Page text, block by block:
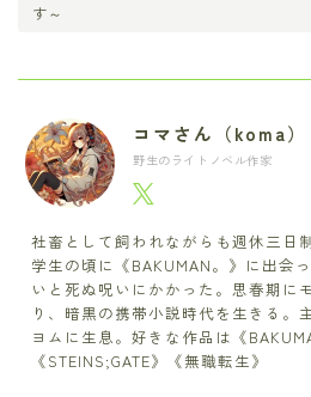
す～
コマさん（koma）
野生のライトノベル作家
社畜として飼われながらも週休三日
学生の頃に《BAKUMAN。》に出会
いと死ぬ呪いにかかった。思春期に
り、暗黒の携帯小説時代を生きる。
ヨムに生息。好きな作品は《
《STEINS;GATE》《無職転生》